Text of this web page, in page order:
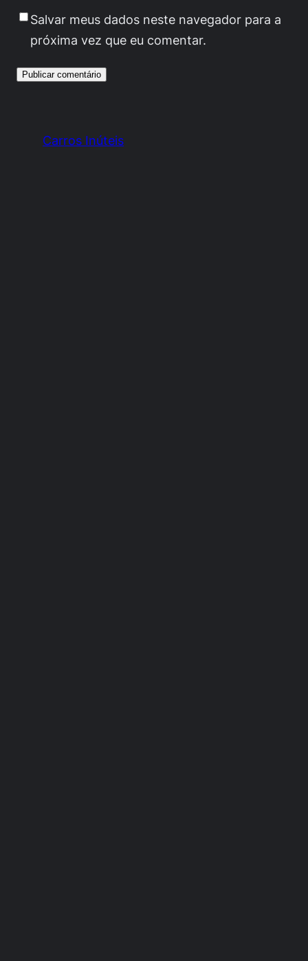
Salvar meus dados neste navegador para a
próxima vez que eu comentar.
Carros Inúteis